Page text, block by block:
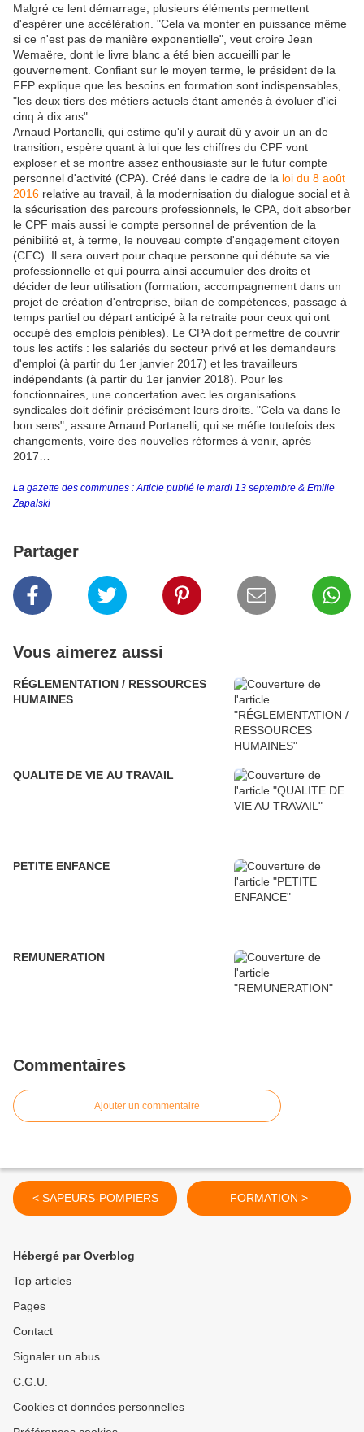
Malgré ce lent démarrage, plusieurs éléments permettent
d'espérer une accélération. "Cela va monter en puissance même
si ce n'est pas de manière exponentielle", veut croire Jean
Wemaëre, dont le livre blanc a été bien accueilli par le
gouvernement. Confiant sur le moyen terme, le président de la
FFP explique que les besoins en formation sont indispensables,
"les deux tiers des métiers actuels étant amenés à évoluer d'ici
cinq à dix ans".
Arnaud Portanelli, qui estime qu'il y aurait dû y avoir un an de
transition, espère quant à lui que les chiffres du CPF vont
exploser et se montre assez enthousiaste sur le futur compte
personnel d'activité (CPA). Créé dans le cadre de la loi du 8 août
2016 relative au travail, à la modernisation du dialogue social et à
la sécurisation des parcours professionnels, le CPA, doit absorber
le CPF mais aussi le compte personnel de prévention de la
pénibilité et, à terme, le nouveau compte d'engagement citoyen
(CEC). Il sera ouvert pour chaque personne qui débute sa vie
professionnelle et qui pourra ainsi accumuler des droits et
décider de leur utilisation (formation, accompagnement dans un
projet de création d'entreprise, bilan de compétences, passage à
temps partiel ou départ anticipé à la retraite pour ceux qui ont
occupé des emplois pénibles). Le CPA doit permettre de couvrir
tous les actifs : les salariés du secteur privé et les demandeurs
d'emploi (à partir du 1er janvier 2017) et les travailleurs
indépendants (à partir du 1er janvier 2018). Pour les
fonctionnaires, une concertation avec les organisations
syndicales doit définir précisément leurs droits. "Cela va dans le
bon sens", assure Arnaud Portanelli, qui se méfie toutefois des
changements, voire des nouvelles réformes à venir, après
2017…
La gazette des communes : Article publié le mardi 13 septembre & Emilie
Zapalski
Partager
Vous aimerez aussi
RÉGLEMENTATION / RESSOURCES
HUMAINES
QUALITE DE VIE AU TRAVAIL
PETITE ENFANCE
REMUNERATION
Commentaires
Ajouter un commentaire
< SAPEURS-POMPIERS FORMATION >
Hébergé par Overblog
Top articles
Pages
Contact
Signaler un abus
C.G.U.
Cookies et données personnelles